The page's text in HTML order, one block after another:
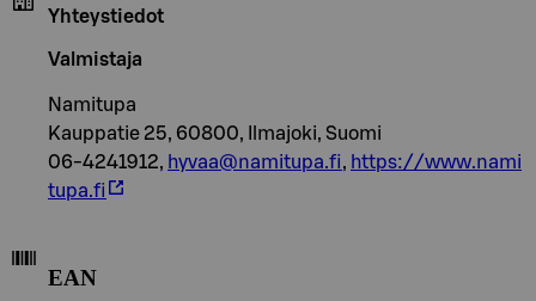
Yhteystiedot
Valmistaja
Namitupa
Kauppatie 25, 60800, Ilmajoki, Suomi
06-4241912, hyvaa@namitupa.fi, https://www.nami
tupa.fi
EAN